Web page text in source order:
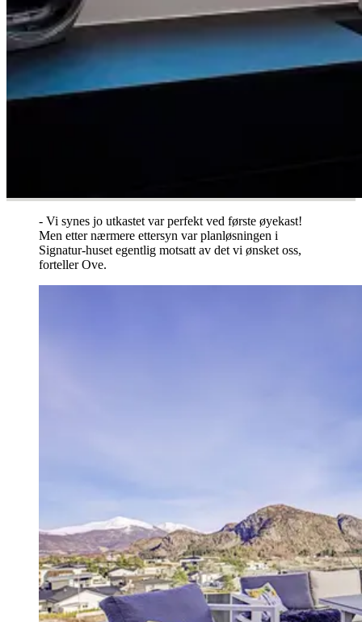
- Vi synes jo utkastet var perfekt ved første øyekast!
Men etter nærmere ettersyn var planløsningen i
Signatur-huset egentlig motsatt av det vi ønsket oss,
forteller Ove.